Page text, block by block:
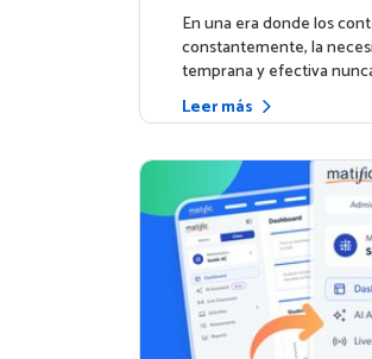
n Financiera
e la plataforma
En una era donde los
constantemente, la
temprana y efectiva
Leer más